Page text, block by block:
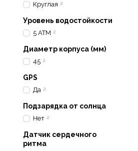
Круглая 2
Уровень водостойкости
5 ATM 2
Диаметр корпуса (мм)
45 2
GPS
Да 2
Подзарядка от солнца
Нет 2
Датчик сердечного
ритма